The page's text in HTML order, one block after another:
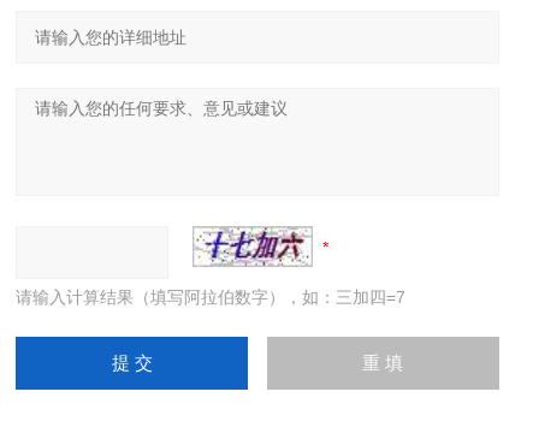
请输入计算结果（填写阿拉伯数字），如：三加四=7